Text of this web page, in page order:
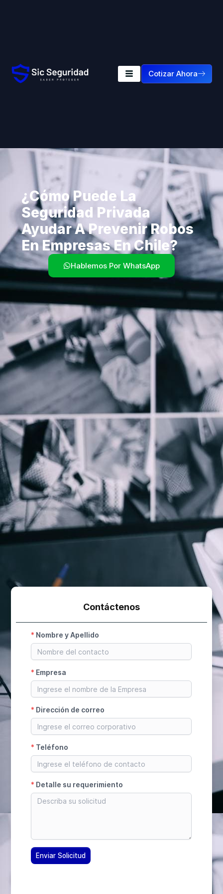
Cotizar Ahora
¿Cómo Puede La
Seguridad Privada
Ayudar A Prevenir Robos
En Empresas En Chile?
Hablemos Por WhatsApp
Contáctenos